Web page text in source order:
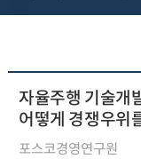
자율주행 기술개
어떻게 경쟁우위
포스코경영연구원